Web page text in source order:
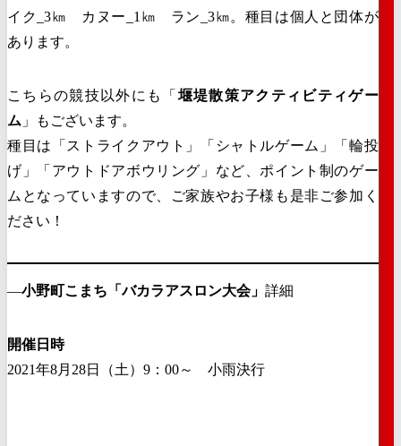
イク_3㎞ カヌー_1㎞ ラン_3㎞。種目は個人と団体が
あります。
こちらの競技以外にも「 堰堤散策アクティビティゲー
ム 」もございます。
種目は「ストライクアウト」「シャトルゲーム」「輪投
げ」「アウトドアボウリング」など、ポイント制のゲー
ムとなっていますので、ご家族やお子様も是非ご参加く
ださい！
―小野町こまち「バカラアスロン大会」 詳細
開催日時
2021年8月28日（土）9：00～ 小雨決行